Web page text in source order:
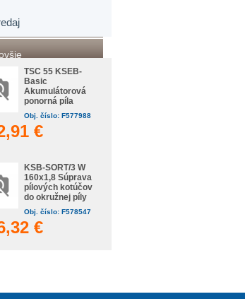
TSC 55 KSEB-
Basic
Akumulátorová
ponorná píla
Obj. číslo: F577988
€
KSB-SORT/3 W
160x1,8 Súprava
pílových kotúčov
do okružnej píly
Obj. číslo: F578547
€